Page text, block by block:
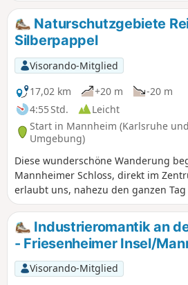
Naturschutzgebiete
Silberpappel
Visorando-Mitglied
17,02 km
+20 m
-20 m
4:55 Std.
Leicht
Start in Mannheim (Karlsruhe und
Umgebung)
Diese wunderschöne Wanderung
Mannheimer Schloss, direkt im
erlaubt uns, nahezu den ganzen
wandern. An schönen Tagen
am Rheinufer eine Pause
Wasser zu kühlen. Während der
aufgeräumt ist, erwartet uns auf der
Bannwald, der sich selbst
die Schließzeiten der Reißinsel
Industrieromantik an
- Friesenheimer Insel/
Visorando-Mitglied